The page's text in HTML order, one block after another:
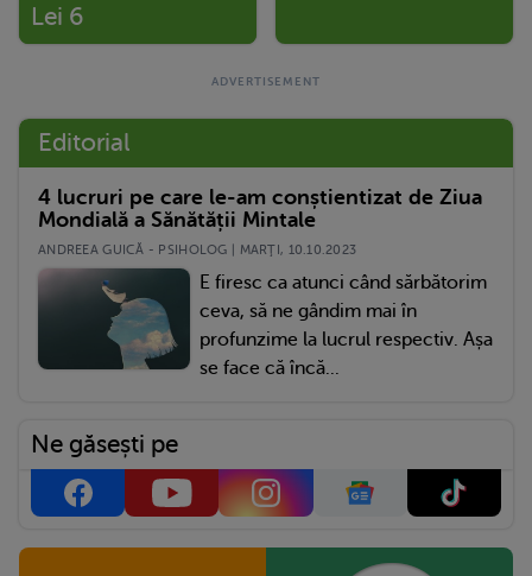
Lei 6
Editorial
4 lucruri pe care le-am conștientizat de Ziua
Mondială a Sănătății Mintale
ANDREEA GUICĂ - PSIHOLOG | MARŢI, 10.10.2023
E firesc ca atunci când sărbătorim
ceva, să ne gândim mai în
profunzime la lucrul respectiv. Așa
se face că încă...
Ne găsești pe